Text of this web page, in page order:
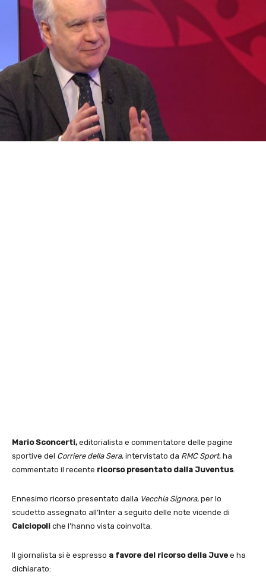
Mario Sconcerti,editorialista e commentatore delle pagine
sportive del Corriere della Sera, intervistato da RMC Sport, ha
commentato il recente ricorso presentato dalla Juventus.
Ennesimo ricorso presentato dalla Vecchia Signora, per lo
scudetto assegnato all’Inter a seguito delle note vicende di
Calciopoli che l’hanno vista coinvolta.
Il giornalista si è espresso a favore del ricorso della Juve e ha
dichiarato: